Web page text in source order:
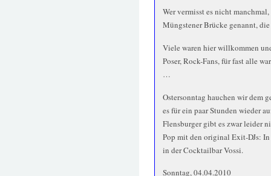
Wer vermisst es nicht
Müngstener Brücke genannt,
Viele waren hier willkommen
Poser, Rock-Fans, für fast alle
…
Ostersonntag hauchen wir dem
es für ein paar Stunden wieder
Flensburger gibt es zwar leider
Pop mit den original Exit-DJs:
in der Cocktailbar Vossi.
Sonntag, 04.04.2010